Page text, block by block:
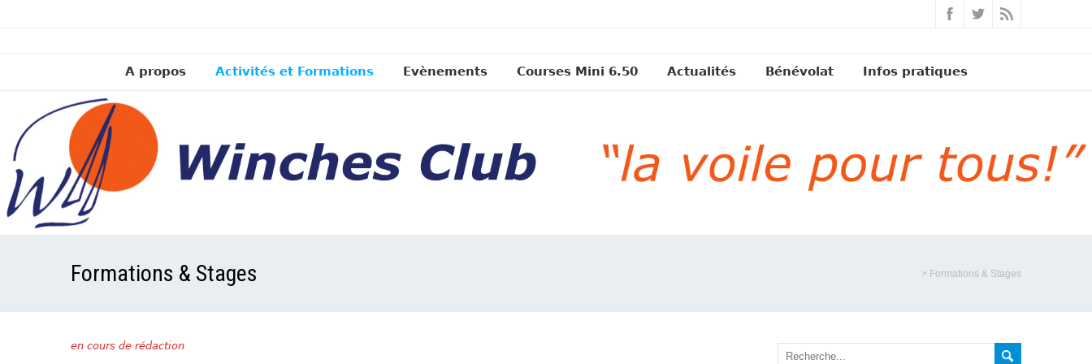
A propos Activités et Formations Evènements Courses Mini 6.50 Actualités Bénévolat Infos pratiques
Formations & Stages > Formations & Stages
en cours de rédaction